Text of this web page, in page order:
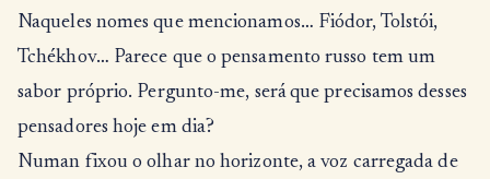
Naqueles nomes que mencionamos… Fiódor, Tolstói,
Tchékhov… Parece que o pensamento russo tem um
sabor próprio. Pergunto-me, será que precisamos desses
pensadores hoje em dia?
Numan fixou o olhar no horizonte, a voz carregada de